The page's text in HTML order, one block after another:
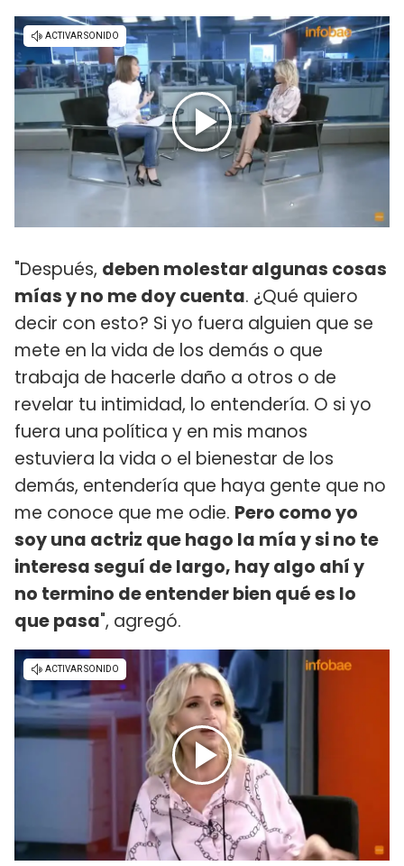
"Después, deben molestar algunas cosas
mías y no me doy cuenta. ¿Qué quiero
decir con esto? Si yo fuera alguien que se
mete en la vida de los demás o que
trabaja de hacerle daño a otros o de
revelar tu intimidad, lo entendería. O si yo
fuera una política y en mis manos
estuviera la vida o el bienestar de los
demás, entendería que haya gente que no
me conoce que me odie. Pero como yo
soy una actriz que hago la mía y si no te
interesa seguí de largo, hay algo ahí y
no termino de entender bien qué es lo
que pasa", agregó.